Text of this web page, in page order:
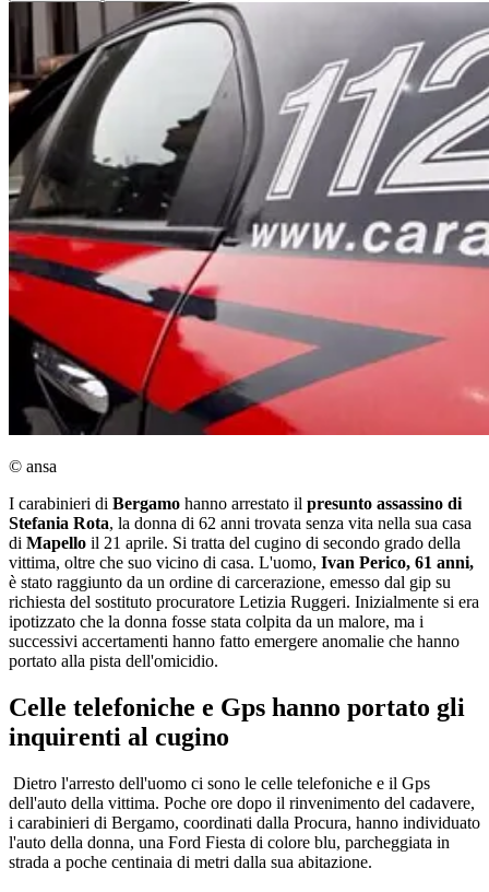
© ansa
I carabinieri di Bergamo hanno arrestato il presunto assassino di
Stefania Rota, la donna di 62 anni trovata senza vita nella sua casa
di Mapello il 21 aprile. Si tratta del cugino di secondo grado della
vittima, oltre che suo vicino di casa. L'uomo, Ivan Perico, 61 anni,
è stato raggiunto da un ordine di carcerazione, emesso dal gip su
richiesta del sostituto procuratore Letizia Ruggeri. Inizialmente si era
ipotizzato che la donna fosse stata colpita da un malore, ma i
successivi accertamenti hanno fatto emergere anomalie che hanno
portato alla pista dell'omicidio.
Celle telefoniche e Gps hanno portato gli
inquirenti al cugino
Dietro l'arresto dell'uomo ci sono le celle telefoniche e il Gps
dell'auto della vittima. Poche ore dopo il rinvenimento del cadavere,
i carabinieri di Bergamo, coordinati dalla Procura, hanno individuato
l'auto della donna, una Ford Fiesta di colore blu, parcheggiata in
strada a poche centinaia di metri dalla sua abitazione.